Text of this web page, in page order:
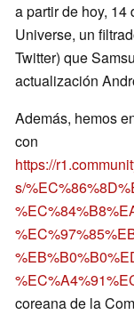
a partir de hoy, 14
Universe, un
Twitter) que
actualización
Además, hemos
con
https://
s/
coreana de la